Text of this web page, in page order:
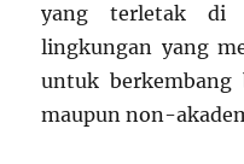
yang terletak di
lingkungan yang
untuk berkembang
maupun non-